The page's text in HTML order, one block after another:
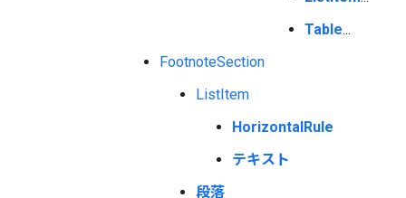
Table...
FootnoteSection
ListItem
HorizontalRule
テキスト
段落